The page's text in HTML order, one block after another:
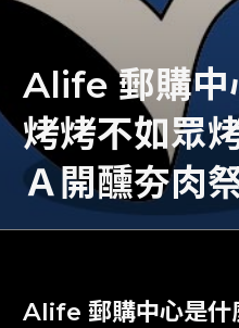
・Alife 管理團隊
全面加強辦公空間、合作單位
消毒作業。
增加原有衛生、消毒用品補充
毒噴液。
・參訪者與住戶會員安心生活
電梯、廊道與相關公共區域，
Alife 郵購中
烤烤不如眾
Ａ開醺夯肉
Alife 郵購中心是什